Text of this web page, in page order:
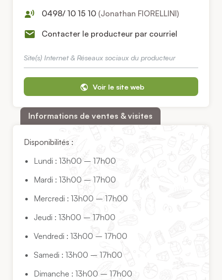
0498/ 10 15 10 (Jonathan FIORELLINI)
Contacter le producteur par courriel
Site(s) Internet & Réseaux sociaux du producteur
Voir le site web
Informations de ventes & visites
Disponibilités :
Lundi : 13h00 – 17h00
Mardi : 13h00 – 17h00
Mercredi : 13h00 – 17h00
Jeudi : 13h00 – 17h00
Vendredi : 13h00 – 17h00
Samedi : 13h00 – 17h00
Dimanche : 13h00 – 17h00